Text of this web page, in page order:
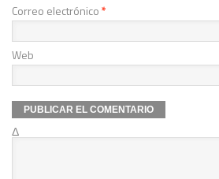
Correo electrónico*
Web
Δ